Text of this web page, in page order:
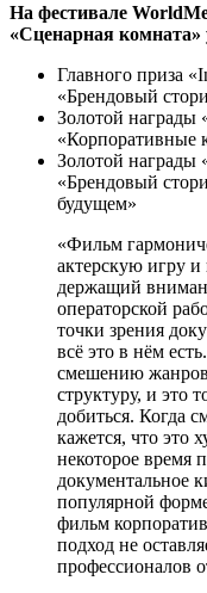
На фестивале
«Сценарная комната»
Главного приза
«Брендовый
Золотой награды
«Корпоративные
Золотой награды
«Брендовый
будущем»
«Фильм
актерскую игру
держащий
операторской
точки зрения
всё это в нём
смешению
структуру, и это
добиться. Когда
кажется, что это
некоторое время
документальное
популярной
фильм
подход не
профессионалов